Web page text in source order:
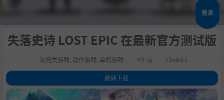
登录
失落史诗 LOST EPIC 在最新官方测试版
二次元类游戏 动作游戏 单机游戏 4年前 Chobits
跳转下载
1.关于这款游戏